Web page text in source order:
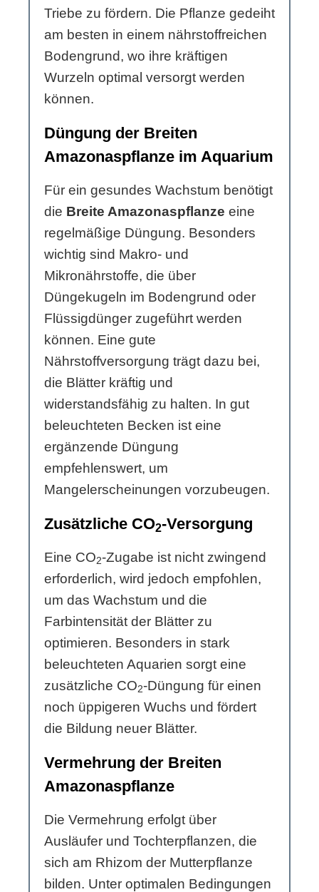
Triebe zu fördern. Die Pflanze gedeiht
am besten in einem nährstoffreichen
Bodengrund, wo ihre kräftigen
Wurzeln optimal versorgt werden
können.
Düngung der Breiten
Amazonaspflanze im Aquarium
Für ein gesundes Wachstum benötigt
die Breite Amazonaspflanze eine
regelmäßige Düngung. Besonders
wichtig sind Makro- und
Mikronährstoffe, die über
Düngekugeln im Bodengrund oder
Flüssigdünger zugeführt werden
können. Eine gute
Nährstoffversorgung trägt dazu bei,
die Blätter kräftig und
widerstandsfähig zu halten. In gut
beleuchteten Becken ist eine
ergänzende Düngung
empfehlenswert, um
Mangelerscheinungen vorzubeugen.
Zusätzliche CO2-Versorgung
Eine CO2-Zugabe ist nicht zwingend
erforderlich, wird jedoch empfohlen,
um das Wachstum und die
Farbintensität der Blätter zu
optimieren. Besonders in stark
beleuchteten Aquarien sorgt eine
zusätzliche CO2-Düngung für einen
noch üppigeren Wuchs und fördert
die Bildung neuer Blätter.
Vermehrung der Breiten
Amazonaspflanze
Die Vermehrung erfolgt über
Ausläufer und Tochterpflanzen, die
sich am Rhizom der Mutterpflanze
bilden. Unter optimalen Bedingungen